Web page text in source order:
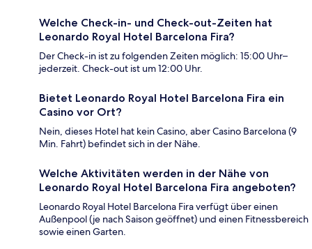
Welche Check-in- und Check-out-Zeiten hat
Leonardo Royal Hotel Barcelona Fira?
Der Check-in ist zu folgenden Zeiten möglich: 15:00 Uhr–
jederzeit. Check-out ist um 12:00 Uhr.
Bietet Leonardo Royal Hotel Barcelona Fira ein
Casino vor Ort?
Nein, dieses Hotel hat kein Casino, aber Casino Barcelona (9
Min. Fahrt) befindet sich in der Nähe.
Welche Aktivitäten werden in der Nähe von
Leonardo Royal Hotel Barcelona Fira angeboten?
Leonardo Royal Hotel Barcelona Fira verfügt über einen
Außenpool (je nach Saison geöffnet) und einen Fitnessbereich
sowie einen Garten.